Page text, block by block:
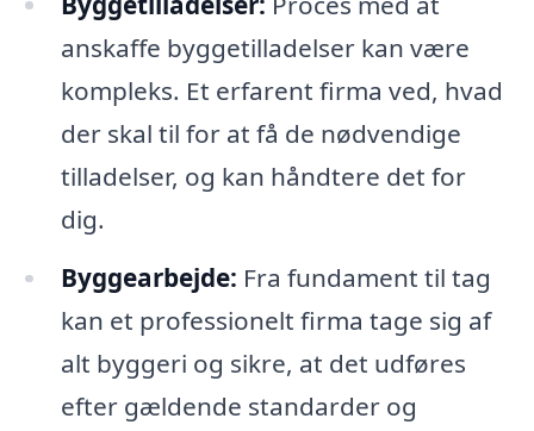
anskaffe byggetilladelser kan være
kompleks. Et erfarent firma ved, hvad
der skal til for at få de nødvendige
tilladelser, og kan håndtere det for
dig.
Byggearbejde: Fra fundament til tag
kan et professionelt firma tage sig af
alt byggeri og sikre, at det udføres
efter gældende standarder og